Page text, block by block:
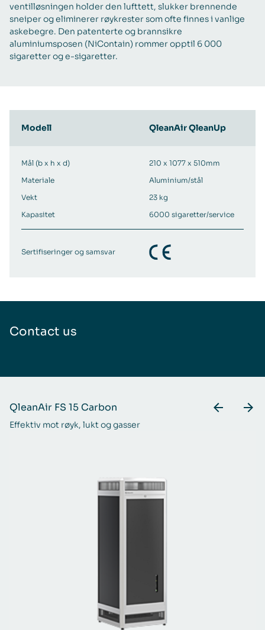
ventilløsningen holder den lufttett, slukker brennende
sneiper og eliminerer røykrester som ofte finnes i vanlige
askebegre. Den patenterte og brannsikre
aluminiumsposen (NiContain) rommer opptil 6 000
sigaretter og e-sigaretter.
Modell QleanAir QleanUp
Mål (b x h x d)
210 x 1077 x 510mm
Materiale
Aluminium/stål
Vekt
23 kg
Kapasitet
6000 sigaretter/service
Sertifiseringer og samsvar
Contact us
QleanAir FS 15 Carbon
Effektiv mot røyk, lukt og gasser